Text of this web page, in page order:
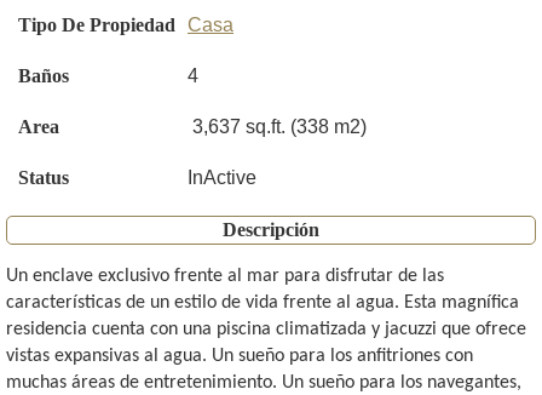
Tipo De Propiedad Casa
Baños 4
Area 3,637 sq.ft. (338 m2)
Status InActive
Descripción
Un enclave exclusivo frente al mar para disfrutar de las
características de un estilo de vida frente al agua. Esta magnífica
residencia cuenta con una piscina climatizada y jacuzzi que ofrece
vistas expansivas al agua. Un sueño para los anfitriones con
muchas áreas de entretenimiento. Un sueño para los navegantes,